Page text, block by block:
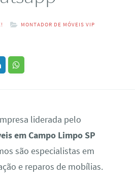
MONTADOR DE MÓVEIS VIP
liderada pelo
em Campo Limpo SP
são especialistas em
e reparos de mobílias.